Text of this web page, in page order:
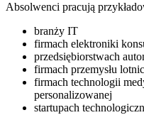
Absolwenci pracują
branży IT
firmach elektroniki
przedsiębiorstwach
firmach przemysłu
firmach technologii
personalizowanej
startupach